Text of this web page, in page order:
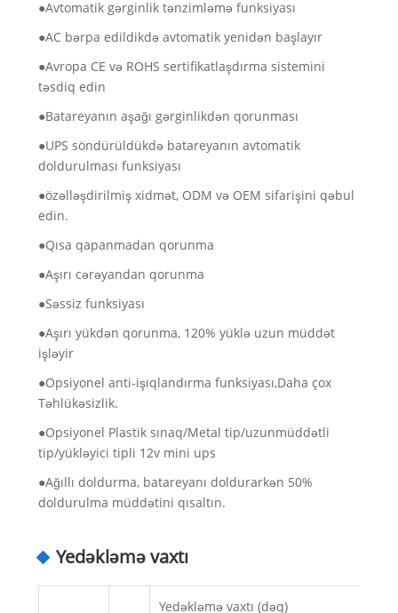
●Avtomatik gərginlik tənzimləmə funksiyası
●AC bərpa edildikdə avtomatik yenidən başlayır
●Avropa CE və ROHS sertifikatlaşdırma sistemini
təsdiq edin
●Batareyanın aşağı gərginlikdən qorunması
●UPS söndürüldükdə batareyanın avtomatik
doldurulması funksiyası
●özəlləşdirilmiş xidmət, ODM və OEM sifarişini qəbul
edin.
●Qısa qapanmadan qorunma
●Aşırı cərəyandan qorunma
●Səssiz funksiyası
●Aşırı yükdən qorunma, 120% yüklə uzun müddət
işləyir
●Opsiyonel anti-işıqlandırma funksiyası,Daha çox
Təhlükəsizlik.
●Opsiyonel Plastik sınaq/Metal tip/uzunmüddətli
tip/yükləyici tipli 12v mini ups
●Ağıllı doldurma, batareyanı doldurarkən 50%
doldurulma müddətini qısaltın.
Yedəkləmə vaxtı
Yedəkləmə vaxtı (dəq)